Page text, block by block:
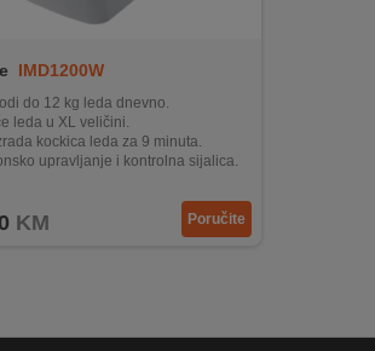
IMD1200W
do 12 kg leda dnevno.
leda u XL veličini.
kockica leda za 9 minuta.
upravljanje i kontrolna sijalica.
KM Poručite